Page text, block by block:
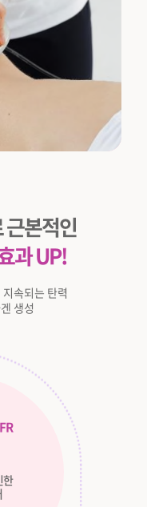
근본적인
과 UP!
속되는 탄력
생성
한